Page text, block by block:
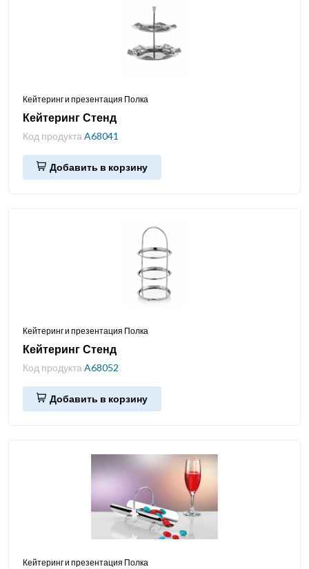
Кейтеринг и презентация Полка
Кейтеринг Стенд
Код продукта A68041
Добавить в корзину
Кейтеринг и презентация Полка
Кейтеринг Стенд
Код продукта A68052
Добавить в корзину
Кейтеринг и презентация Полка